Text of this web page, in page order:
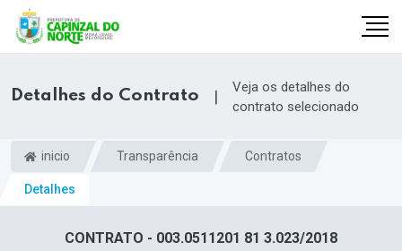
Detalhes do Contrato |
Veja os detalhes do
contrato selecionado
inicio Transparência Contratos
Detalhes
CONTRATO - 003.0511201 81 3.023/2018